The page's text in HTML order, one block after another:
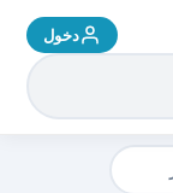
دخول